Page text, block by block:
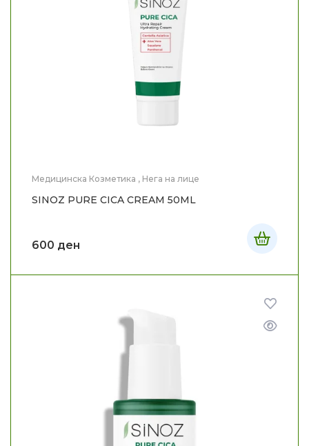
Медицинска Козметика , Нега на лице
SINOZ PURE CICA CREAM 50ML
600 ден